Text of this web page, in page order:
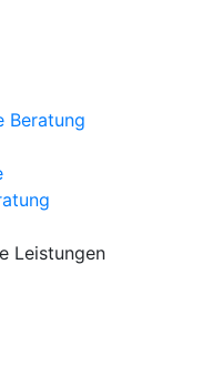
Beratung
Leistungen